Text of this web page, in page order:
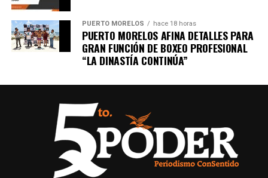
PUERTO MORELOS hace 18 horas
PUERTO MORELOS AFINA DETALLES PARA
GRAN FUNCIÓN DE BOXEO PROFESIONAL
“LA DINASTÍA CONTINÚA”